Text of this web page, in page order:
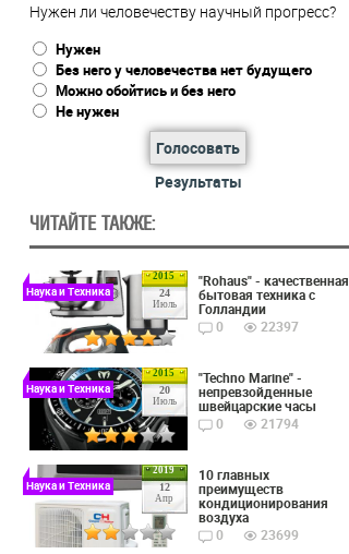
Нужен ли человечеству научный прогресс?
Нужен
Без него у человечества нет будущего
Можно обойтись и без него
Не нужен
Голосовать
Результаты
ЧИТАЙТЕ ТАКЖЕ:
2015
24
Июль
Наука и Техника
"Rohaus" - качественная
бытовая техника с
Голландии
0
22397
2015
20
Июль
Наука и Техника
"Techno Marine" -
непревзойденные
швейцарские часы
0
21794
2019
12
Апр
Наука и Техника
10 главных
преимуществ
кондиционирования
воздуха
0
23699